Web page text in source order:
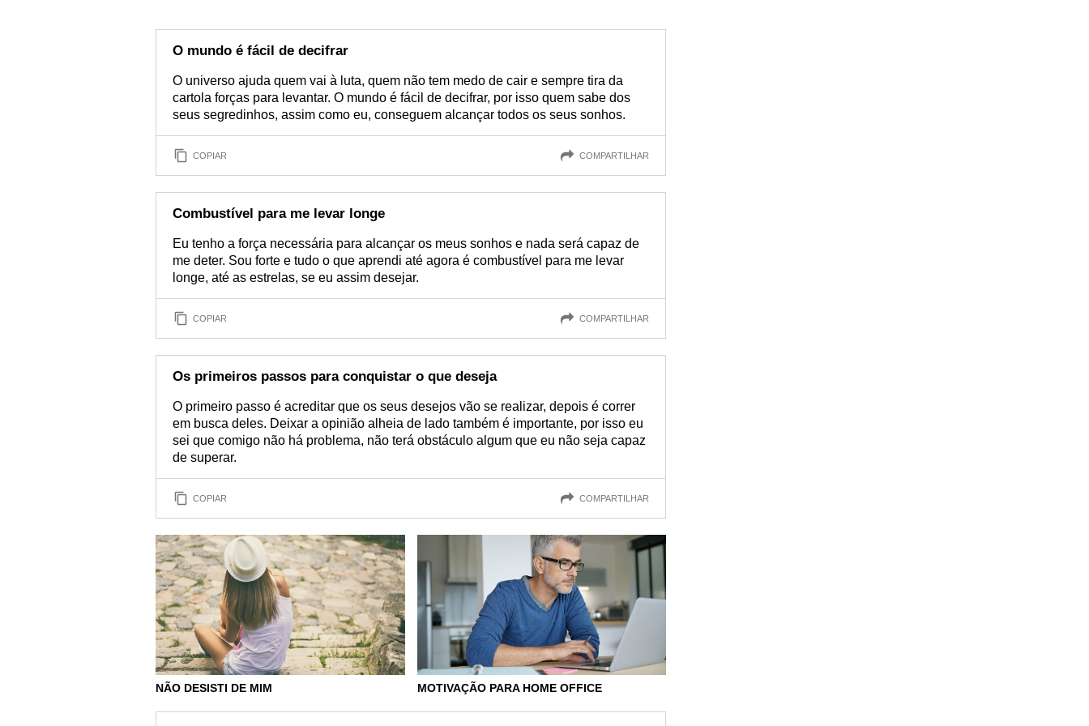
O mundo é fácil de decifrar
O universo ajuda quem vai à luta, quem não tem medo de cair e sempre tira da
cartola forças para levantar. O mundo é fácil de decifrar, por isso quem sabe dos
seus segredinhos, assim como eu, conseguem alcançar todos os seus sonhos.
COPIAR COMPARTILHAR
Combustível para me levar longe
Eu tenho a força necessária para alcançar os meus sonhos e nada será capaz de
me deter. Sou forte e tudo o que aprendi até agora é combustível para me levar
longe, até as estrelas, se eu assim desejar.
COPIAR COMPARTILHAR
Os primeiros passos para conquistar o que deseja
O primeiro passo é acreditar que os seus desejos vão se realizar, depois é correr
em busca deles. Deixar a opinião alheia de lado também é importante, por isso eu
sei que comigo não há problema, não terá obstáculo algum que eu não seja capaz
de superar.
COPIAR COMPARTILHAR
NÃO DESISTI DE MIM MOTIVAÇÃO PARA HOME OFFICE